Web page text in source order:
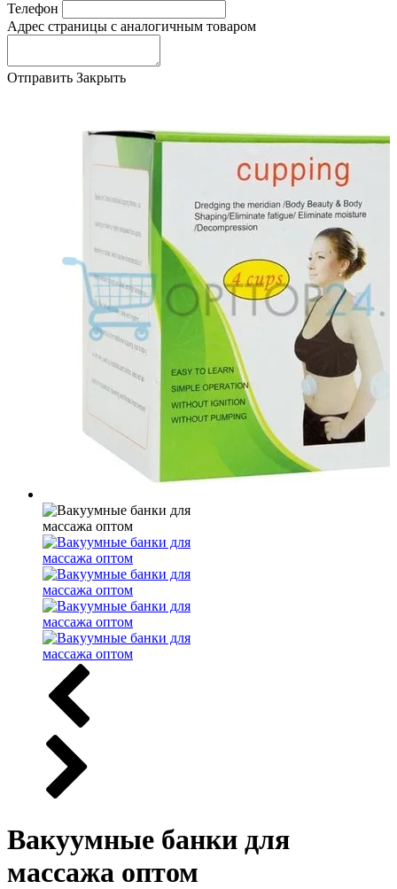
Телефон
Адрес страницы с аналогичным товаром
Отправить Закрыть
Вакуумные банки для
массажа оптом